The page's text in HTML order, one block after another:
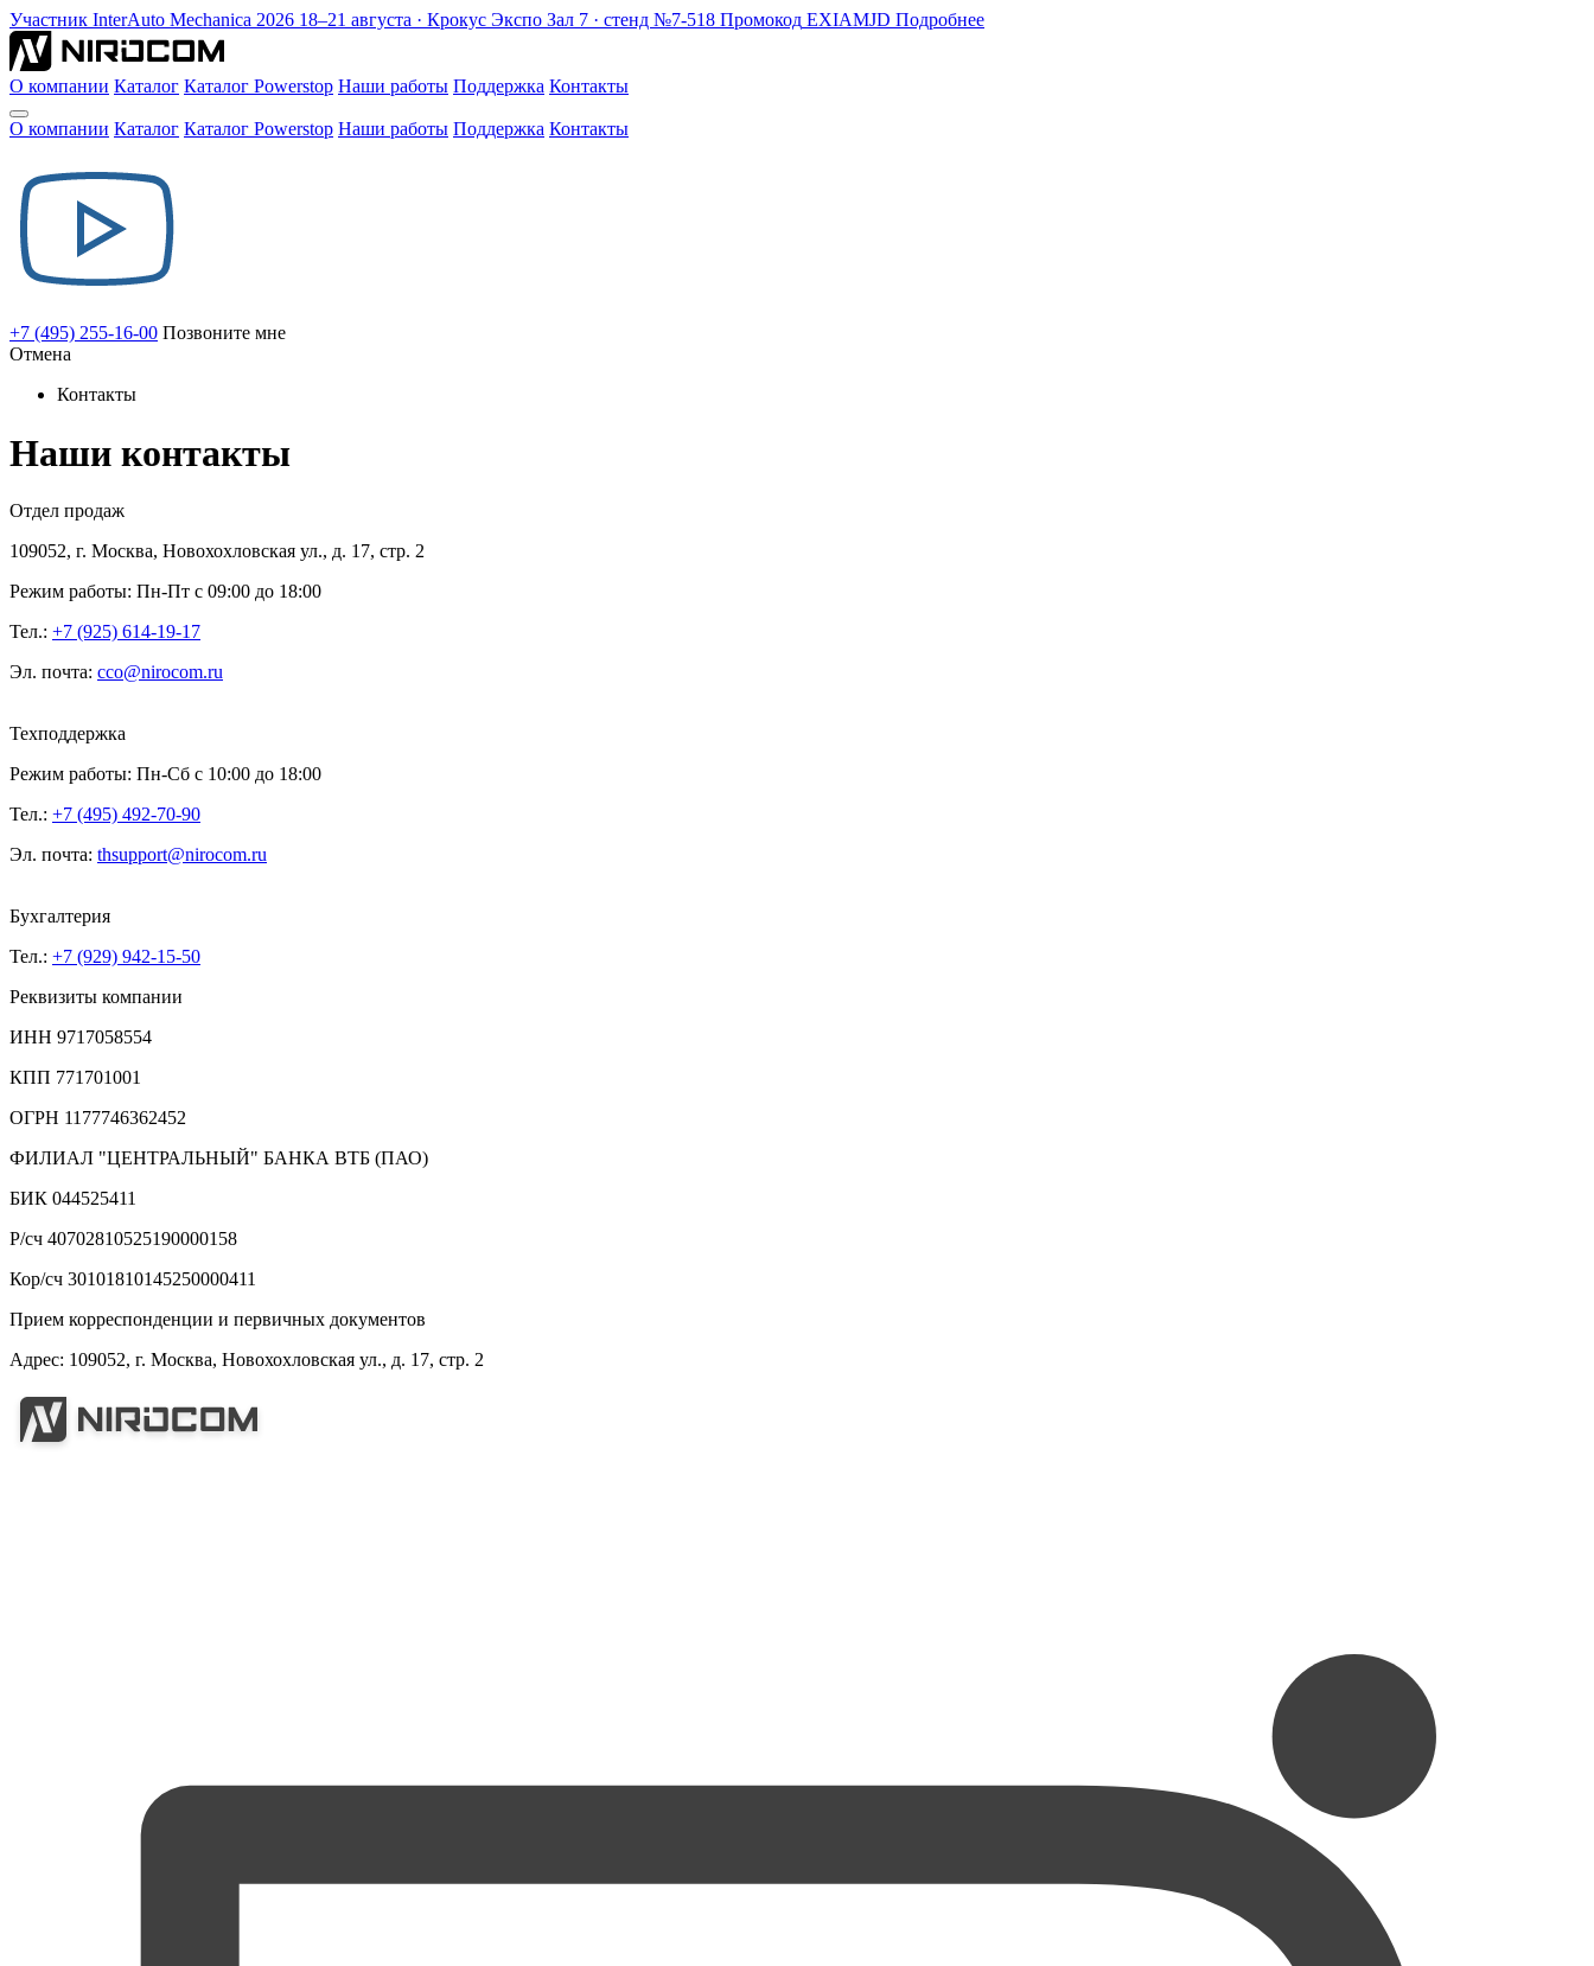
Участник InterAuto Mechanica 2026 18–21 августа · Крокус Экспо Зал 7 · стенд №7-518 Промокод EXIAMJD Подробнее
О компании Каталог Каталог Powerstop Наши работы Поддержка Контакты
О компании Каталог Каталог Powerstop Наши работы Поддержка Контакты
+7 (495) 255-16-00 Позвоните мне
Отмена
Контакты
Наши контакты
Отдел продаж
109052, г. Москва, Новохохловская ул., д. 17, стр. 2
Режим работы: Пн-Пт с 09:00 до 18:00
Тел.: +7 (925) 614-19-17
Эл. почта: cco@nirocom.ru
Техподдержка
Режим работы: Пн-Сб с 10:00 до 18:00
Тел.: +7 (495) 492-70-90
Эл. почта: thsupport@nirocom.ru
Бухгалтерия
Тел.: +7 (929) 942-15-50
Реквизиты компании
ИНН 9717058554
КПП 771701001
ОГРН 1177746362452
ФИЛИАЛ "ЦЕНТРАЛЬНЫЙ" БАНКА ВТБ (ПАО)
БИК 044525411
Р/сч 40702810525190000158
Кор/сч 30101810145250000411
Прием корреспонденции и первичных документов
Адрес: 109052, г. Москва, Новохохловская ул., д. 17, стр. 2